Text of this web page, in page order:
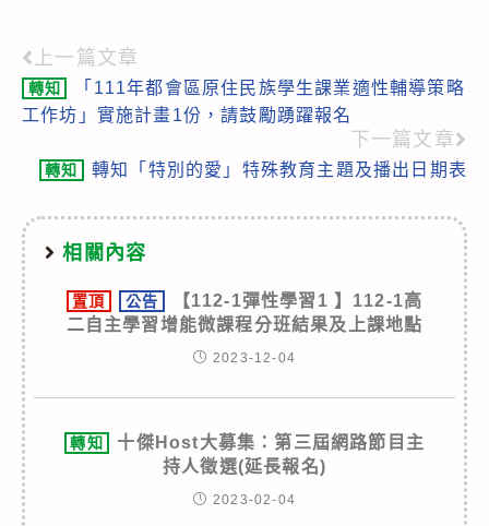
Read
more
上一篇文章
轉知
「111年都會區原住民族學生課業適性輔導策略
工作坊」實施計畫1份，請鼓勵踴躍報名
下一篇文章
轉知 轉知「特別的愛」特殊教育主題及播出日期表
相關內容
置頂 公告
【112-1彈性學習1 】112-1高
二自主學習增能微課程分班結果及上課地點
2023-12-04
轉知
十傑Host大募集：第三屆網路節目主
持人徵選(延長報名)
2023-02-04